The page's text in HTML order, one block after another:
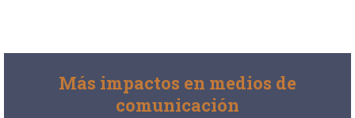
Más impactos en medios de
comunicación